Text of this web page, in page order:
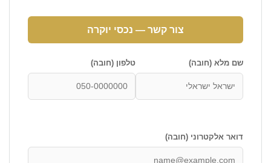
צור קשר — נכסי יוקרה
שם מלא (חובה) טלפון (חובה)
דואר אלקטרוני (חובה)